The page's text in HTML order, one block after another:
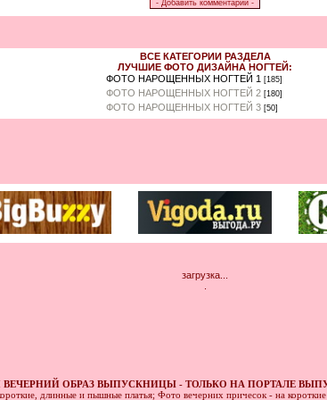
ВСЕ КАТЕГОРИИ РАЗДЕЛА
ЛУЧШИЕ ФОТО ДИЗАЙНА НОГТЕЙ:
ФОТО НАРОЩЕННЫХ НОГТЕЙ 1 [185]
ФОТО НАРОЩЕННЫХ НОГТЕЙ 2 [180]
ФОТО НАРОЩЕННЫХ НОГТЕЙ 3 [50]
загрузка...
ВЕЧЕРНИЙ ОБРАЗ ВЫПУСКНИЦЫ - ТОЛЬКО НА ПОРТАЛЕ
длинные и пышные платья; Фото вечерних причесок - на